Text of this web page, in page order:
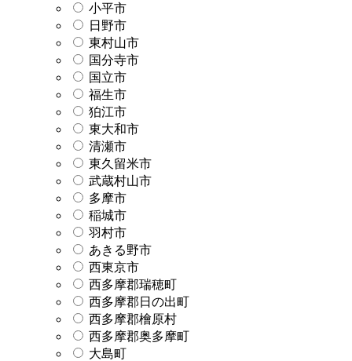
小平市
日野市
東村山市
国分寺市
国立市
福生市
狛江市
東大和市
清瀬市
東久留米市
武蔵村山市
多摩市
稲城市
羽村市
あきる野市
西東京市
西多摩郡瑞穂町
西多摩郡日の出町
西多摩郡檜原村
西多摩郡奥多摩町
大島町